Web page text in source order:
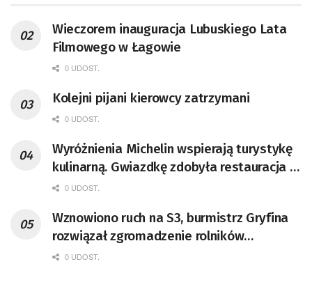
Wieczorem inauguracja Lubuskiego Lata
Filmowego w Łagowie
0 UDOST.
Kolejni pijani kierowcy zatrzymani
0 UDOST.
Wyróżnienia Michelin wspierają turystykę
kulinarną. Gwiazdkę zdobyła restauracja w
Lubuskiem
0 UDOST.
Wznowiono ruch na S3, burmistrz Gryfina
rozwiązał zgromadzenie rolników
[AKTUALIZACJA]
0 UDOST.